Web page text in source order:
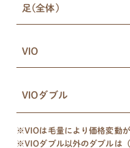
足(全体)
VIO
VIOダブル
※VIOは毛量により価格変動が
※VIOダブル以外のダブルは